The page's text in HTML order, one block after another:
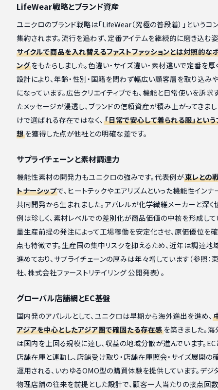
LifeWear戦略とブランド資産
ユニクロのブランド戦略は「LifeWear（究極の普段着）」というコ
集約されます。流行を追わず、定番アイテムを継続的に磨き込む
サイクルで商品を入れ替えるファストファッションとは対照的な
ングをもたらしました。色違い・サイズ違い・素材違いで定番を厚
設計により、年齢・性別・国籍を問わず幅広い顧客層を取り込み
になっています。広告クリエイティブでも、機能と日常使いを訴求
たメッセージが浸透し、ブランドの信頼資産が積み上がってきまし
けで選ばれる存在ではなく、 「日常で安心して着られる服」とい
想を獲得した点が他社との明確な差です。
サプライチェーンと素材調達力
機能性素材の開発力もユニクロの強みです。代表例が東レとの
トナーシップで、ヒートテックやエアリズムといった機能性イン
共同開発から生まれました。アパレルが化学繊維メーカーと深く
例は珍しく、素材レベルでの差別化が商品価値の中核を形成して
量生産前提の発注によって工場稼働を安定化させ、原価優位を
点も特徴です。生産国の集中リスクを抑えるため、近年は調達地
進めており、サプライチェーンの厚みは年々増しています（参照：
社、株式会社ファーストリテイリング 公開発表）。
グローバル店舗網とEC基盤
国内発のアパレルとして、ユニクロは早期から海外進出を進め、
アジアを中心としたアジア圏で確固たる存在感を築きました。
は国内を上回る規模に達し、収益の地域分散が進んでいます。EC
店舗在庫と連動し、店舗受け取り・店舗在庫照会・サイズ展開の
運用される、いわゆるOMO型の購買体験を提供しています。デジ
物理店舗の往来を前提とした設計で、顧客一人当たりの接点回